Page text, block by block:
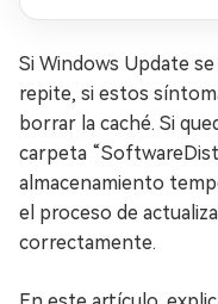
Si Windows Update
repite, si estos
borrar la caché. Si
carpeta
almacenamiento
el proceso de
correctamente.